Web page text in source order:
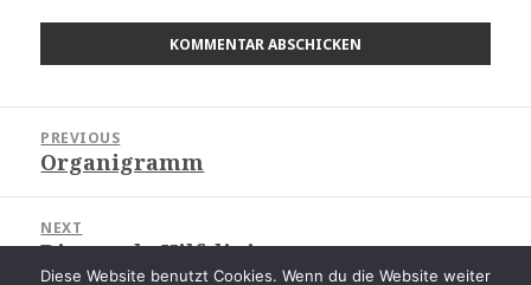
PREVIOUS
Previous
Organigramm
NEXT
Next
Diagonale Hilfslinien
Diese Website benutzt Cookies. Wenn du die Website weiter